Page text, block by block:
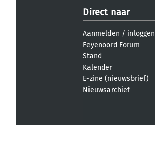
Direct naar
Aanmelden / inloggen
Feyenoord Forum
Stand
Kalender
E-zine (nieuwsbrief)
Nieuwsarchief